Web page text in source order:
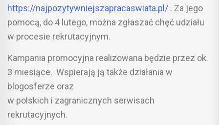
https://najpozytywniejszapracaswiata.pl/ . Za jego
pomocą, do 4 lutego, można zgłaszać chęć udziału
w procesie rekrutacyjnym.
Kampania promocyjna realizowana będzie przez ok.
3 miesiące. Wspierają ją także działania w
blogosferze oraz
w polskich i zagranicznych serwisach
rekrutacyjnych.